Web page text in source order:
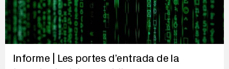
Informe | Les portes d’entrada de la